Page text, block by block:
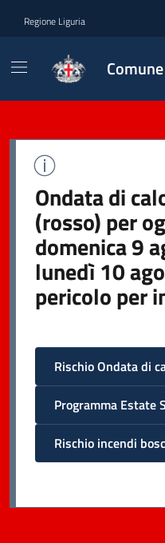
Regione Liguria
Ondata di
(rosso) per
domenica 9
lunedì 10
pericolo per
Rischio Ondata di
Programma Estate
Rischio incendi